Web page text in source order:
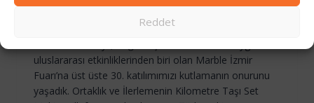
Reddet
makinelerinin yenilikçiliğinin ön saflarında gururla yer
uluslararası etkinliklerinden biri olan Marble İzmir
Fuarı’na üst üste 30. katılımımızı kutlamanın onurunu
yaşadık. Ortaklık ve İlerlemenin Kilometre Taşı Set